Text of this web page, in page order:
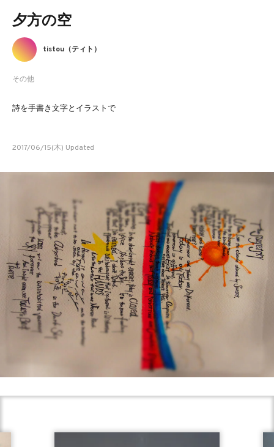
夕方の空
その他
tistou（ティト）
詩を手書き文字とイラストで
2017/06/15(木) Updated